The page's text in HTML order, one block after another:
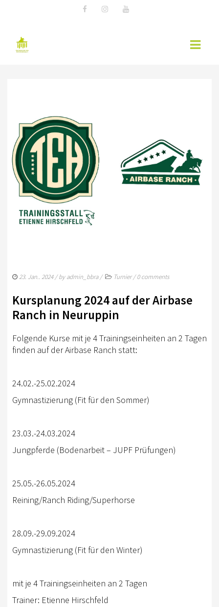
TERMINE
KURSÜBERSICHT 2026 – EWU BERLIN-
BRANDENBURG
WESTERNREITER ONLINE
WESTERNREITEN
TURNIERSPORT
ERWACHSENENKADER
JUNGPFERDEPROGRAMM
BERLIN/BRANDENBURG TROPHY
GERMAN OPEN
FREIZEIT
TRAINERVERZEICHNIS
JUGEND
KIDS CLUB
IMPRESSUM
DATENSCHUTZ
23. Jan.. 2024/ byadmin_bbra/ Turnier/0 comments
Kursplanung 2024 auf der Airbase
Ranch in Neuruppin
Folgende Kurse mit je 4 Trainingseinheiten an 2 Tagen
finden auf der Airbase Ranch statt:
24.02.-25.02.2024
Gymnastizierung (Fit für den Sommer)
23.03.-24.03.2024
Jungpferde (Bodenarbeit – JUPF Prüfungen)
25.05.-26.05.2024
Reining/Ranch Riding/Superhorse
28.09.-29.09.2024
Gymnastizierung (Fit für den Winter)
mit je 4 Trainingseinheiten an 2 Tagen
Trainer: Etienne Hirschfeld